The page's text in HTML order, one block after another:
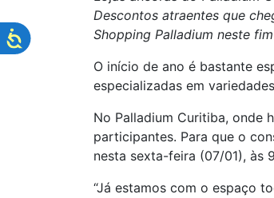
Descontos atraentes que
Shopping Palladium neste
O início de ano é bastante
especializadas em
No Palladium Curitiba, onde
participantes. Para que o
nesta sexta-feira (07/01), às
“Já estamos com o espaço